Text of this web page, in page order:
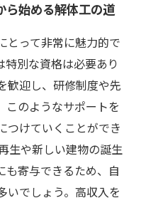
ら始める解体工の道
とって非常に魅力的で
特別な資格は必要あり
歓迎し、研修制度や先
このようなサポートを
つけていくことができ
生や新しい建物の誕生
も寄与できるため、自
いでしょう。高収入を